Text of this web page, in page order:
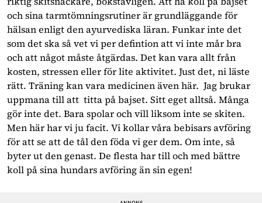
och sina tarmtömningsrutiner är grundläggande för
hälsan enligt den ayurvediska läran. Funkar inte det
som det ska så vet vi per defintion att vi inte mår bra
och att något måste åtgärdas. Det kan vara allt från
kosten, stressen eller för lite aktivitet. Just det, ni läste
rätt. Träning kan vara medicinen även här. Jag brukar
uppmana till att titta på bajset. Sitt eget alltså. Många
gör inte det. Bara spolar och vill liksom inte se skiten.
Men här har vi ju facit. Vi kollar våra bebisars avföring
för att se att de tål den föda vi ger dem. Om inte, så
byter ut den genast. De flesta har till och med bättre
koll på sina hundars avföring än sin egen!